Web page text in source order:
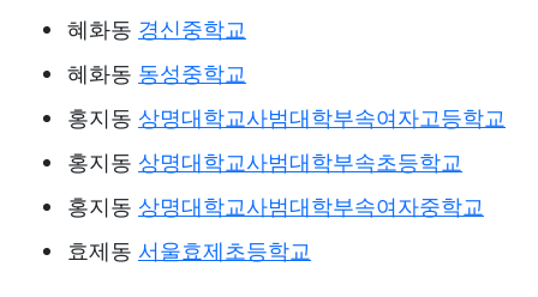
혜화동 경신중학교
혜화동 동성중학교
홍지동 상명대학교사범대학부속여자고등학교
홍지동 상명대학교사범대학부속초등학교
홍지동 상명대학교사범대학부속여자중학교
효제동 서울효제초등학교